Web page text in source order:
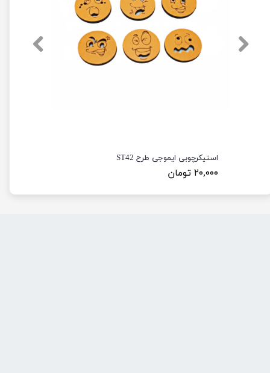
استیکرچوبی ایموجی طرح ST42
۲۰,۰۰۰ تومان